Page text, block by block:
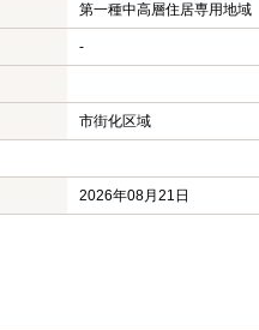
第一種中高層住居専用地域
-
市街化区域
2026年08月21日